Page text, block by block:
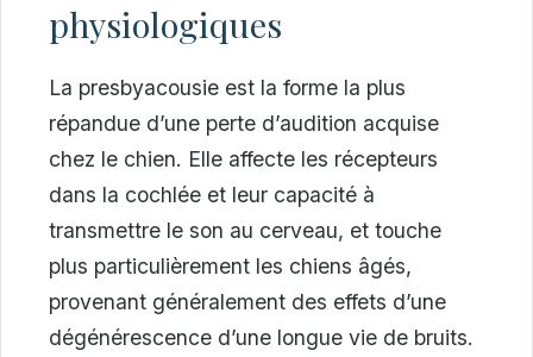
physiologiques
La presbyacousie est la forme la plus
répandue d’une perte d’audition acquise
chez le chien. Elle affecte les récepteurs
dans la cochlée et leur capacité à
transmettre le son au cerveau, et touche
plus particulièrement les chiens âgés,
provenant généralement des effets d’une
dégénérescence d’une longue vie de bruits.